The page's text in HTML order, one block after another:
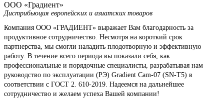
ООО «Градиент»
Дистрибьюция европейских и азиатских товаров
Компания ООО «ГРАДИЕНТ» выражает Вам благодарность за
продуктивное сотрудничество. Несмотря на короткий срок
партнерства, мы смогли наладить плодотворную и эффективную
работу. В течение всего периода вы показали себя, как
профессиональные и порядочные специалисты, разрабатывая нам
руководство по эксплуатации (РЭ) Gradient Cam-07 (SN-T5) в
соответствии с ГОСТ 2. 610-2019. Надеемся на дальнейшее
сотрудничество и желаем успеха Вашей компании!